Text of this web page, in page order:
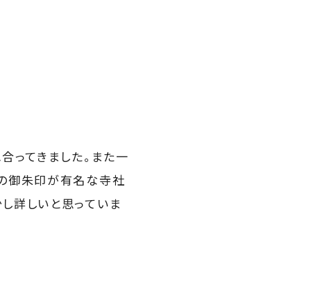
ってきました。また一
御朱印が有名な寺社
詳しいと思っていま